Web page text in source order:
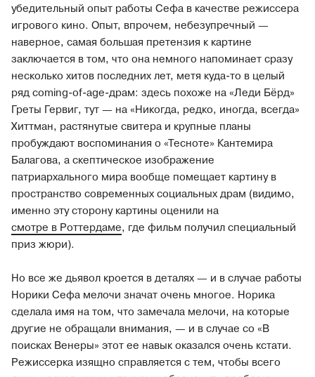
убедительный опыт работы Сефа в качестве режиссера
игрового кино. Опыт, впрочем, небезупречный —
наверное, самая большая претензия к картине
заключается в том, что она немного напоминает сразу
несколько хитов последних лет, метя куда-то в целый
ряд coming-of-age-драм: здесь похоже на «Леди Бёрд»
Греты Гервиг, тут — на «Никогда, редко, иногда, всегда»
Хиттман, растянутые свитера и крупные планы
пробуждают воспоминания о «Тесноте» Кантемира
Балагова, а скептическое изображение
патриархального мира вообще помещает картину в
пространство современных социальных драм (видимо,
именно эту сторону картины оценили на
смотре в Роттердаме, где фильм получил специальный
приз жюри).
Но все же дьявол кроется в деталях — и в случае работы
Норики Сефа мелочи значат очень многое. Норика
сделала имя на том, что замечала мелочи, на которые
другие не обращали внимания, — и в случае со «В
поисках Венеры» этот ее навык оказался очень кстати.
Режиссерка изящно справляется с тем, чтобы всего